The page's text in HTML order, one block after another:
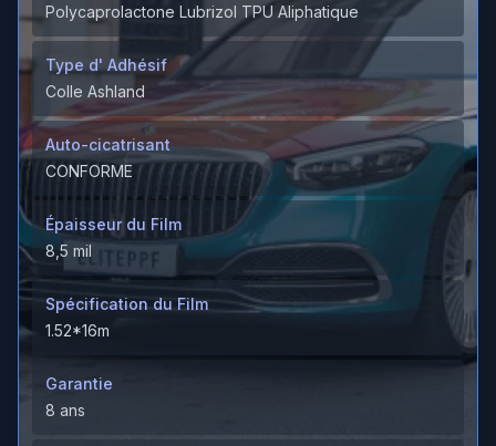
Polycaprolactone Lubrizol TPU Aliphatique
Type d' Adhésif
Colle Ashland
Auto-cicatrisant
CONFORME
Épaisseur du Film
8,5 mil
Spécification du Film
1.52*16m
Garantie
8 ans